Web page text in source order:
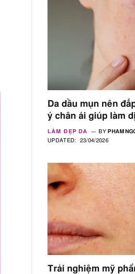
Da dầu mụn nên
ý chân ái giúp làm
LÀM ĐẸP DA BY
UPDATED:
23/04/2026
Trải nghiệm mỹ